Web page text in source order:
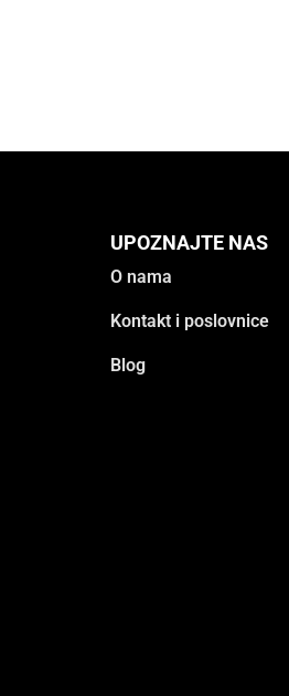
UPOZNAJTE NAS
O nama
Kontakt i poslovnice
Blog